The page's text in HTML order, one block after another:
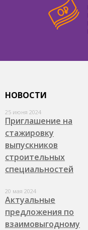
НОВОСТИ
25 июня 2024
Приглашение на
стажировку
выпускников
строительных
специальностей
20 мая 2024
Актуальные
предложения по
взаимовыгодному